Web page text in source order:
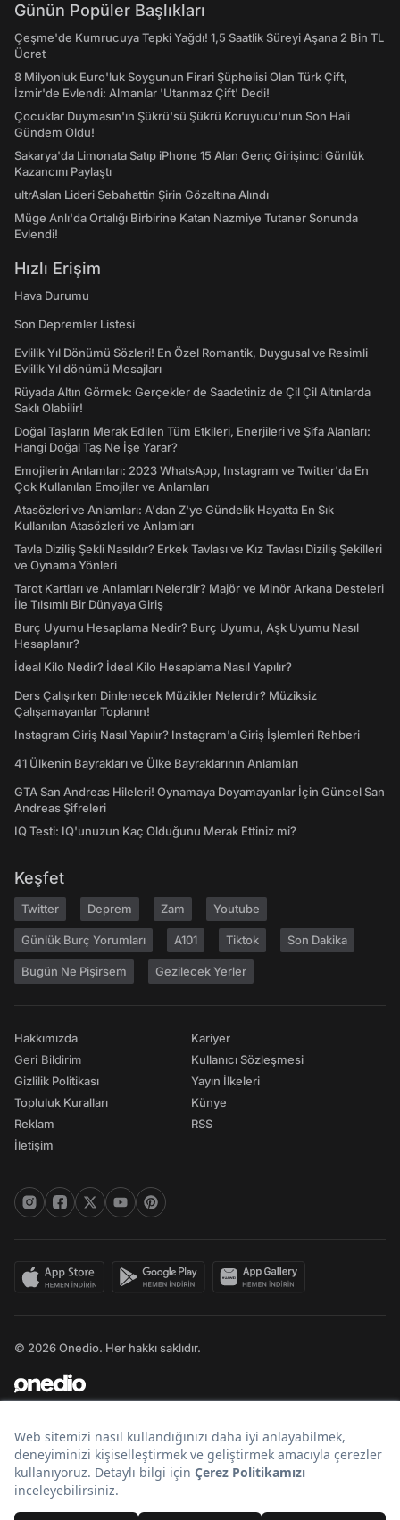
Günün Popüler Başlıkları
Çeşme'de Kumrucuya Tepki Yağdı! 1,5 Saatlik Süreyi Aşana 2 Bin TL
Ücret
8 Milyonluk Euro'luk Soygunun Firari Şüphelisi Olan Türk Çift,
İzmir'de Evlendi: Almanlar 'Utanmaz Çift' Dedi!
Çocuklar Duymasın'ın Şükrü'sü Şükrü Koruyucu'nun Son Hali
Gündem Oldu!
Sakarya'da Limonata Satıp iPhone 15 Alan Genç Girişimci Günlük
Kazancını Paylaştı
ultrAslan Lideri Sebahattin Şirin Gözaltına Alındı
Müge Anlı'da Ortalığı Birbirine Katan Nazmiye Tutaner Sonunda
Evlendi!
Hızlı Erişim
Hava Durumu
Son Depremler Listesi
Evlilik Yıl Dönümü Sözleri! En Özel Romantik, Duygusal ve Resimli
Evlilik Yıl dönümü Mesajları
Rüyada Altın Görmek: Gerçekler de Saadetiniz de Çil Çil Altınlarda
Saklı Olabilir!
Doğal Taşların Merak Edilen Tüm Etkileri, Enerjileri ve Şifa Alanları:
Hangi Doğal Taş Ne İşe Yarar?
Emojilerin Anlamları: 2023 WhatsApp, Instagram ve Twitter'da En
Çok Kullanılan Emojiler ve Anlamları
Atasözleri ve Anlamları: A'dan Z'ye Gündelik Hayatta En Sık
Kullanılan Atasözleri ve Anlamları
Tavla Diziliş Şekli Nasıldır? Erkek Tavlası ve Kız Tavlası Diziliş Şekilleri
ve Oynama Yönleri
Tarot Kartları ve Anlamları Nelerdir? Majör ve Minör Arkana Desteleri
İle Tılsımlı Bir Dünyaya Giriş
Burç Uyumu Hesaplama Nedir? Burç Uyumu, Aşk Uyumu Nasıl
Hesaplanır?
İdeal Kilo Nedir? İdeal Kilo Hesaplama Nasıl Yapılır?
Ders Çalışırken Dinlenecek Müzikler Nelerdir? Müziksiz
Çalışamayanlar Toplanın!
Instagram Giriş Nasıl Yapılır? Instagram'a Giriş İşlemleri Rehberi
41 Ülkenin Bayrakları ve Ülke Bayraklarının Anlamları
GTA San Andreas Hileleri! Oynamaya Doyamayanlar İçin Güncel San
Andreas Şifreleri
IQ Testi: IQ'unuzun Kaç Olduğunu Merak Ettiniz mi?
Keşfet
Twitter Deprem Zam Youtube
Günlük Burç Yorumları A101 Tiktok Son Dakika
Bugün Ne Pişirsem Gezilecek Yerler
Hakkımızda
Geri Bildirim
Gizlilik Politikası
Topluluk Kuralları
Reklam
İletişim
Kariyer
Kullanıcı Sözleşmesi
Yayın İlkeleri
Künye
RSS
© 2026 Onedio. Her hakkı saklıdır.
Bir markasıdır.